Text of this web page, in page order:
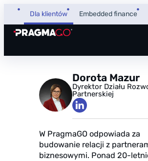
Dla klientów Embedded finance
Faktoring
PragmaPay
Strefa Klienta i Płatnika
Strefa Partnera
Dorota Mazur
Dyrektor Działu
Partnerskiej
W PragmaGO odpowiada za
budowanie relacji z
biznesowymi. Ponad 20-